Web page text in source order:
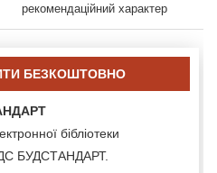
рекомендаційний характер
БЕЗКОШТОВНО
бібліотеки
БУДСТАНДАРТ.